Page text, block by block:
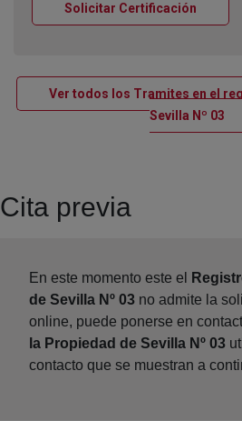
Solicitar Certificación
Ver todos los Tramites en el
Sevilla Nº 03
Cita previa
En este momento este el
de Sevilla Nº 03 no admite la
online, puede ponerse en
la Propiedad de Sevilla Nº 03
contacto que se muestran a